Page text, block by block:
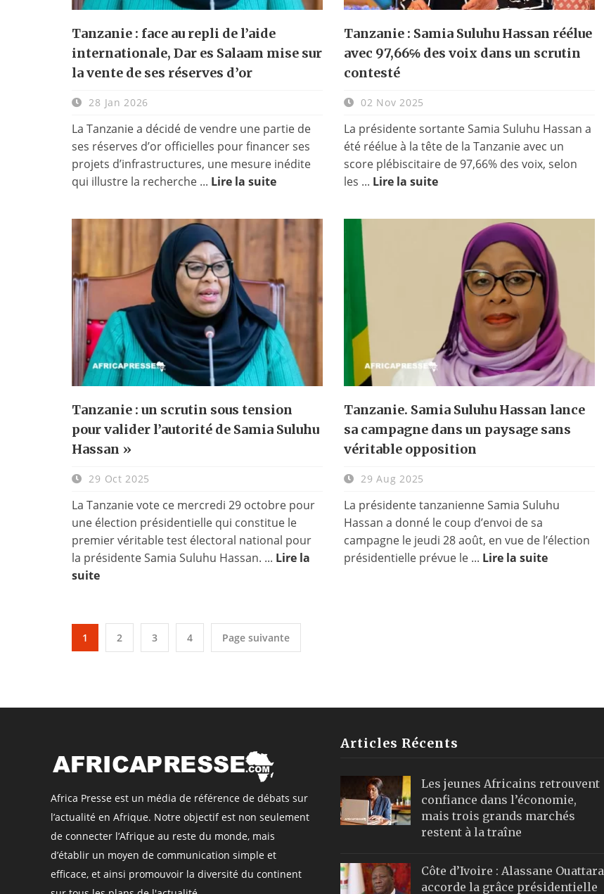
Tanzanie : face au repli de l’aide
internationale, Dar es Salaam mise sur
la vente de ses réserves d’or
28 Jan 2026
La Tanzanie a décidé de vendre une partie de
ses réserves d’or officielles pour financer ses
projets d’infrastructures, une mesure inédite
qui illustre la recherche ... Lire la suite
Tanzanie : Samia Suluhu Hassan réélue
avec 97,66℅ des voix dans un scrutin
contesté
02 Nov 2025
La présidente sortante Samia Suluhu Hassan a
été réélue à la tête de la Tanzanie avec un
score plébiscitaire de 97,66% des voix, selon
les ... Lire la suite
Tanzanie : un scrutin sous tension
pour valider l’autorité de Samia Suluhu
Hassan »
29 Oct 2025
La Tanzanie vote ce mercredi 29 octobre pour
une élection présidentielle qui constitue le
premier véritable test électoral national pour
la présidente Samia Suluhu Hassan. ... Lire la
suite
Tanzanie. Samia Suluhu Hassan lance
sa campagne dans un paysage sans
véritable opposition
29 Aug 2025
La présidente tanzanienne Samia Suluhu
Hassan a donné le coup d’envoi de sa
campagne le jeudi 28 août, en vue de l’élection
présidentielle prévue le ... Lire la suite
1 2 3 4 Page suivante
Africa Presse est un média de référence de débats sur
l’actualité en Afrique. Notre objectif est non seulement
de connecter l’Afrique au reste du monde, mais
d’établir un moyen de communication simple et
efficace, et ainsi promouvoir la diversité du continent
Articles Récents
Les jeunes Africains retrouvent
confiance dans l’économie,
mais trois grands marchés
restent à la traîne
Côte d’Ivoire : Alassane Ouattara
accorde la grâce présidentielle